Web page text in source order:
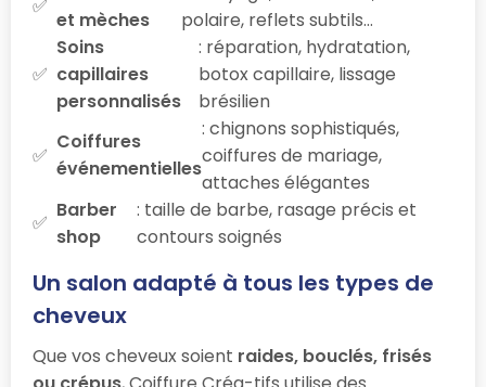
et mèches
polaire, reflets subtils…
Soins
capillaires
personnalisés
: réparation, hydratation,
botox capillaire, lissage
brésilien
Coiffures
événementielles
: chignons sophistiqués,
coiffures de mariage,
attaches élégantes
Barber
shop
: taille de barbe, rasage précis et
contours soignés
Un salon adapté à tous les types de
cheveux
Que vos cheveux soient raides, bouclés, frisés